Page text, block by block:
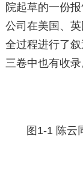
院起草的一份
公司在美国、
全过程进行了
三卷中也有收录
图1-1 陈云